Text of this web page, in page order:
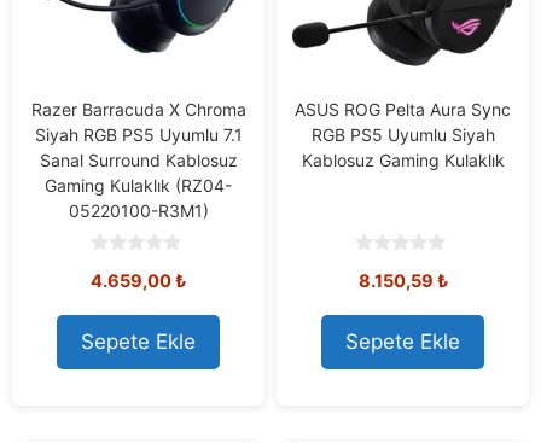
Razer Barracuda X Chroma
Siyah RGB PS5 Uyumlu 7.1
Sanal Surround Kablosuz
Gaming Kulaklık (RZ04-
05220100-R3M1)
o
t
o
f
5
4.659,00₺
Sepete Ekle
ASUS ROG Pelta Aura Sync
RGB PS5 Uyumlu Siyah
Kablosuz Gaming Kulaklık
o
t
o
f
5
8.150,59 ₺
Sepete Ekle